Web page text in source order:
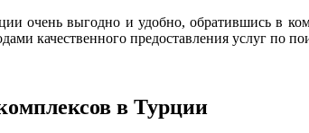
очень выгодно и удобно, обратившись в
качественного предоставления услуг по
в Турции